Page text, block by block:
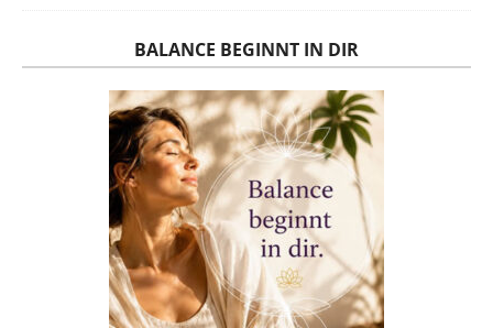
BALANCE BEGINNT IN DIR